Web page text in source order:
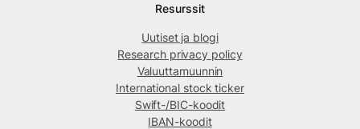
Resurssit
Uutiset ja blogi
Research privacy policy
Valuuttamuunnin
International stock ticker
Swift-/BIC-koodit
IBAN-koodit